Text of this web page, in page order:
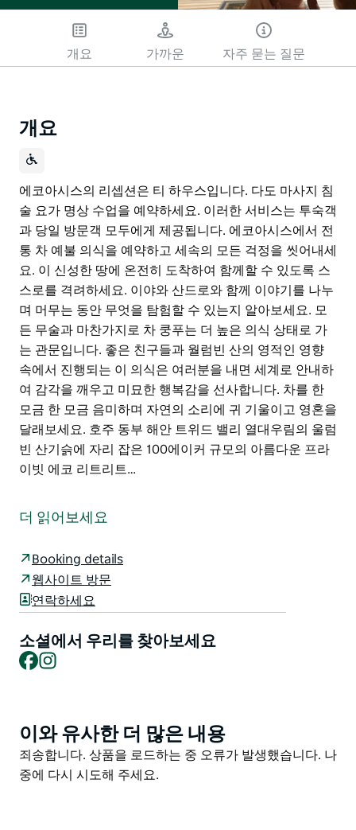
개요 가까운 자주 묻는 질문
개요
에코아시스의 리셉션은 티 하우스입니다. 다도 마사지 침
술 요가 명상 수업을 예약하세요. 이러한 서비스는 투숙객
과 당일 방문객 모두에게 제공됩니다. 에코아시스에서 전
통 차 예불 의식을 예약하고 세속의 모든 걱정을 씻어내세
요. 이 신성한 땅에 온전히 도착하여 함께할 수 있도록 스
스로를 격려하세요. 이야와 산드로와 함께 이야기를 나누
며 머무는 동안 무엇을 탐험할 수 있는지 알아보세요. 모
든 무술과 마찬가지로 차 쿵푸는 더 높은 의식 상태로 가
는 관문입니다. 좋은 친구들과 월럼빈 산의 영적인 영향
속에서 진행되는 이 의식은 여러분을 내면 세계로 안내하
여 감각을 깨우고 미묘한 행복감을 선사합니다. 차를 한
모금 한 모금 음미하며 자연의 소리에 귀 기울이고 영혼을
달래보세요. 호주 동부 해안 트위드 밸리 열대우림의 울럼
빈 산기슭에 자리 잡은 100에이커 규모의 아름다운 프라
이빗 에코 리트리트…
술 요가 명상 수업을 예약하세요. 이러한 서비스는 투숙객
에코아시스에서 전통 차 예불 의식을 예약하고 세속의 모
든 걱정을 씻어내세요. 이 신성한 땅에 온전히 도착하여
함께할 수 있도록 스스로를 격려하세요. 이야와 산드로와
함께 이야기를 나누며 머무는 동안 무엇을 탐험할 수 있는
지 알아보세요.
모든 무술과 마찬가지로 차 쿵푸는 더 높은 의식 상태로
여 감각을 깨우고 미묘한 행복감을 선사합니다. 차를 한
모금 한 모금 음미하며 자연의 소리에 귀 기울이고 영혼을
달래보세요.
더 읽어보세요
Booking details
웹사이트 방문
연락하세요
소셜에서 우리를 찾아보세요
Facebook
Product
List
이와 유사한 더 많은 내용
Product
List
죄송합니다. 상품을 로드하는 중 오류가 발생했습니다. 나
중에 다시 시도해 주세요.